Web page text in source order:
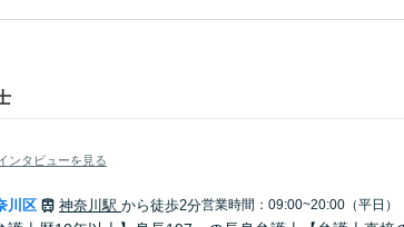
ンタビューを見る
川区 神奈川駅 から徒歩2分営業時間：09:00~20:00（平日）